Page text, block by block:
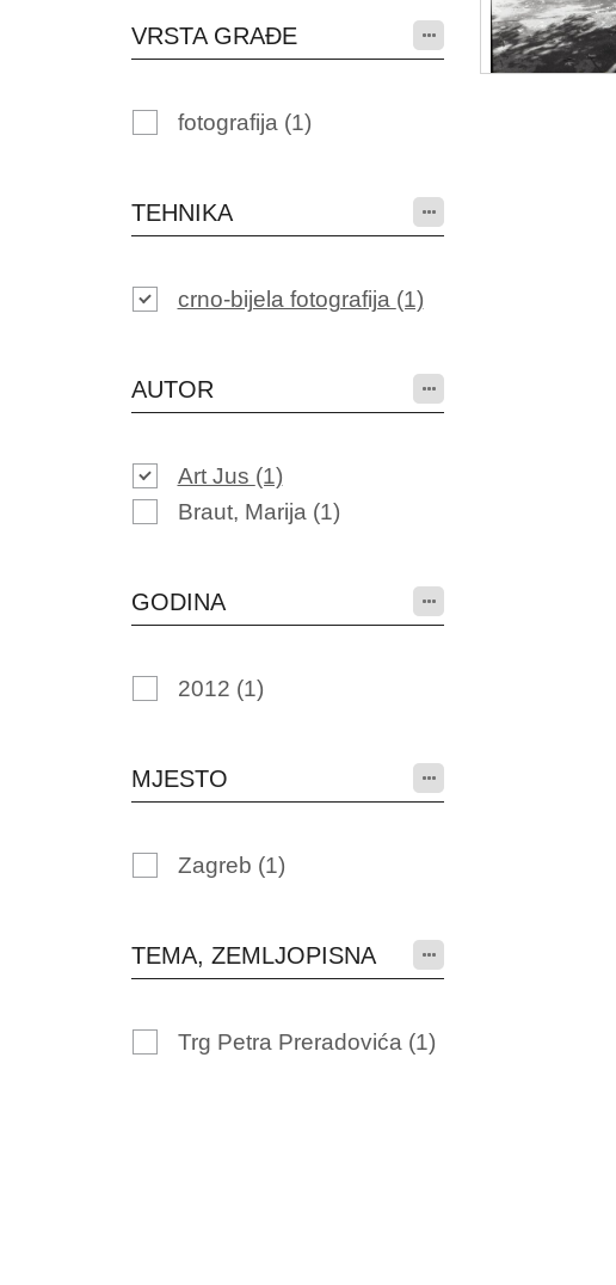
VRSTA GRAĐE
fotografija (1)
TEHNIKA
crno-bijela fotografija (1)
AUTOR
Art Jus (1)
Braut, Marija (1)
GODINA
2012 (1)
MJESTO
Zagreb (1)
TEMA, ZEMLJOPISNA
Trg Petra Preradovića (1)